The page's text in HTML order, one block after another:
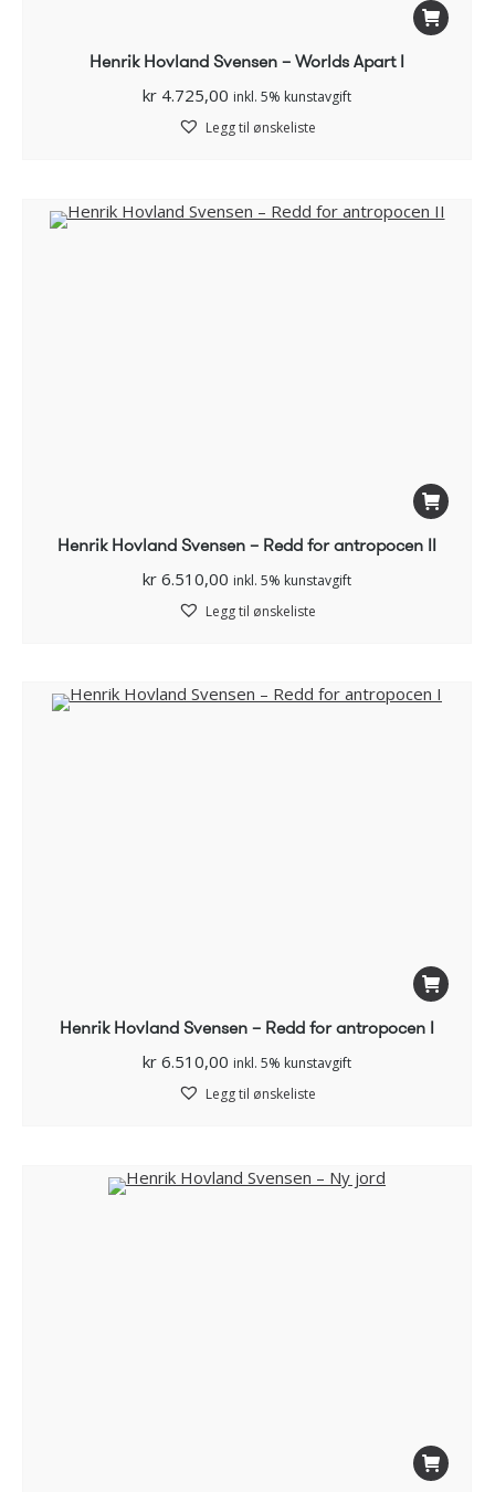
Henrik Hovland Svensen – Worlds Apart I
kr 4.725,00 inkl. 5% kunstavgift
Legg til ønskeliste
Henrik Hovland Svensen – Redd for antropocen II
kr 6.510,00 inkl. 5% kunstavgift
Legg til ønskeliste
Henrik Hovland Svensen – Redd for antropocen I
kr 6.510,00 inkl. 5% kunstavgift
Legg til ønskeliste